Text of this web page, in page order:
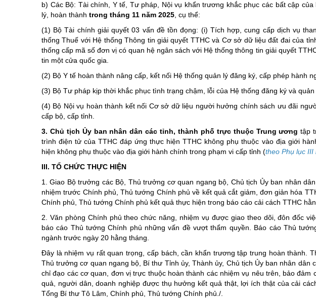
b) Các Bộ: Tài chính, Y tế, Tư pháp, Nội vụ khẩn trương khắc phục các bất cập
lý, hoàn thành trong tháng 11 năm 2025, cụ thể:
(1) Bộ Tài chính giải quyết 03 vấn đề tồn đọng: (i) Tích hợp, cung cấp dịch vụ
thống Thuế với Hệ thống Thông tin giải quyết TTHC và Cơ sở dữ liệu đất đai của
thống cấp mã số đơn vị có quan hệ ngân sách với Hệ thống thông tin giải quyết
tin một cửa quốc gia.
(2) Bộ Y tế hoàn thành nâng cấp, kết nối Hệ thống quản lý đăng ký, cấp phép hành
(3) Bộ Tư pháp kịp thời khắc phục tình trạng chậm, lỗi của Hệ thống đăng ký và
(4) Bộ Nội vụ hoàn thành kết nối Cơ sở dữ liệu người hưởng chính sách ưu đãi
cấp bộ, cấp tỉnh.
3. Chủ tịch Ủy ban nhân dân các tỉnh, thành phố trực thuộc Trung ương tập
trình điện tử của TTHC đáp ứng thực hiện TTHC không phụ thuộc vào địa giới
hiện không phụ thuộc vào địa giới hành chính trong phạm vi cấp tỉnh (theo Phụ lục III
III. TỔ CHỨC THỰC HIỆN
1. Giao Bộ trưởng các Bộ, Thủ trưởng cơ quan ngang bộ, Chủ tịch Ủy ban nhân
nhiệm trước Chính phủ, Thủ tướng Chính phủ về kết quả cắt giảm, đơn giản hóa
Chính phủ, Thủ tướng Chính phủ kết quả thực hiện trong báo cáo cải cách TTHC
2. Văn phòng Chính phủ theo chức năng, nhiệm vụ được giao theo dõi, đôn đốc
báo cáo Thủ tướng Chính phủ những vấn đề vượt thẩm quyền. Báo cáo Thủ
ngành trước ngày 20 hằng tháng.
Đây là nhiệm vụ rất quan trọng, cấp bách, cần khẩn trương tập trung hoàn thành.
Thủ trưởng cơ quan ngang bộ, Bí thư Tỉnh ủy, Thành ủy, Chủ tịch Ủy ban nhân dân
chỉ đạo các cơ quan, đơn vị trực thuộc hoàn thành các nhiệm vụ nêu trên, bảo
quả, người dân, doanh nghiệp được thụ hưởng kết quả thật, lợi ích thật của cải
Tổng Bí thư Tô Lâm, Chính phủ, Thủ tướng Chính phủ./.